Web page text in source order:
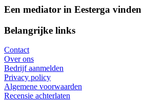
Een mediator in Eesterga vinden
Belangrijke links
Contact
Over ons
Bedrijf aanmelden
Privacy policy
Algemene voorwaarden
Recensie achterlaten